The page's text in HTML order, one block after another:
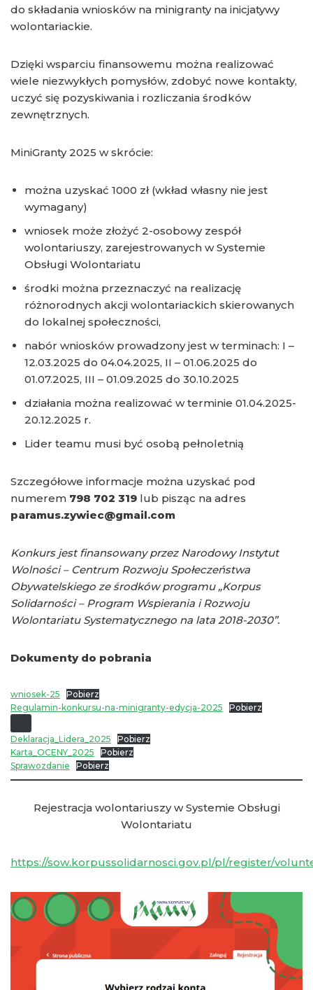
do składania wniosków na minigranty na inicjatywy
wolontariackie.
Dzięki wsparciu finansowemu można realizować
wiele niezwykłych pomysłów, zdobyć nowe kontakty,
uczyć się pozyskiwania i rozliczania środków
zewnętrznych.
MiniGranty 2025 w skrócie:
można uzyskać 1000 zł (wkład własny nie jest
wymagany)
wniosek może złożyć 2-osobowy zespół
wolontariuszy, zarejestrowanych w Systemie
Obsługi Wolontariatu
środki można przeznaczyć na realizację
różnorodnych akcji wolontariackich skierowanych
do lokalnej społeczności,
nabór wniosków prowadzony jest w terminach: I –
12.03.2025 do 04.04.2025, II – 01.06.2025 do
01.07.2025, III – 01.09.2025 do 30.10.2025
działania można realizować w terminie 01.04.2025-
20.12.2025 r.
Lider teamu musi być osobą pełnoletnią
Szczegółowe informacje można uzyskać pod
numerem 798 702 319 lub pisząc na adres
paramus.zywiec@gmail.com
Konkurs jest finansowany przez Narodowy Instytut
Wolności – Centrum Rozwoju Społeczeństwa
Obywatelskiego ze środków programu „Korpus
Solidarności – Program Wspierania i Rozwoju
Wolontariatu Systematycznego na lata 2018-2030”.
Dokumenty do pobrania
wniosek-25
Pobierz
Regulamin-konkursu-na-minigranty-edycja-2025
Pobierz
Deklaracja_Lidera_2025
Pobierz
Karta_OCENY_2025
Pobierz
Sprawozdanie
Pobierz
Rejestracja wolontariuszy w Systemie Obsługi
Wolontariatu
https://sow.korpussolidarnosci.gov.pl/pl/register/